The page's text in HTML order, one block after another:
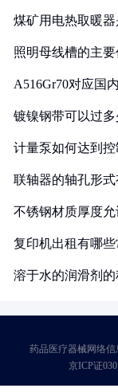
煤矿用电热取暖
照明母线槽的主
A516Gr70对应国
镀镍钢带可以过
计量泵如何达到
联轴器的轴孔形
不锈钢材质厚度
复印机出租有哪
溶于水的润滑剂
药品医疗器械网络信
京ICP证